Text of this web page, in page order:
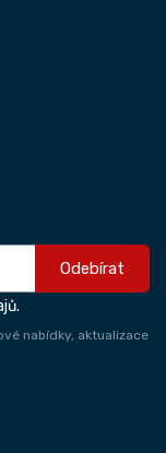
Odebírat
nabídky, aktualizace